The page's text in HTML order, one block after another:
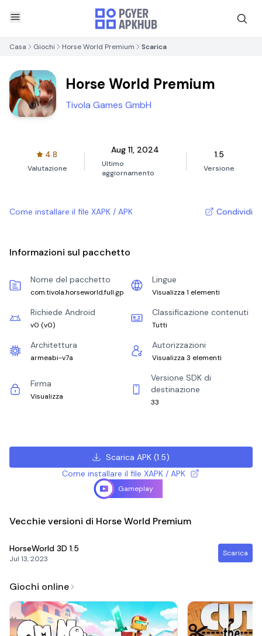
Casa Giochi Horse World Premium Scarica
Horse World Premium
Tivola Games GmbH
4.8
Valutazione
Aug 11, 2024
Ultimo
aggiornamento
1.5
Versione
Come installare il file XAPK / APK Condividi
Informazioni sul pacchetto
Nome del pacchetto
com.tivola.horseworld.full.gp
Lingue
Visualizza 1 elementi
Richiede Android
v0 (v0)
Classificazione contenuti
Tutti
Architettura
armeabi-v7a
Autorizzazioni
Visualizza 3 elementi
Firma
Visualizza
Versione SDK di
destinazione
33
Scarica APK (1.5)
Come installare il file XAPK / APK
Gameplay
Vecchie versioni di Horse World Premium
HorseWorld 3D 1.5
Jul 13, 2023
Scarica
Giochi online